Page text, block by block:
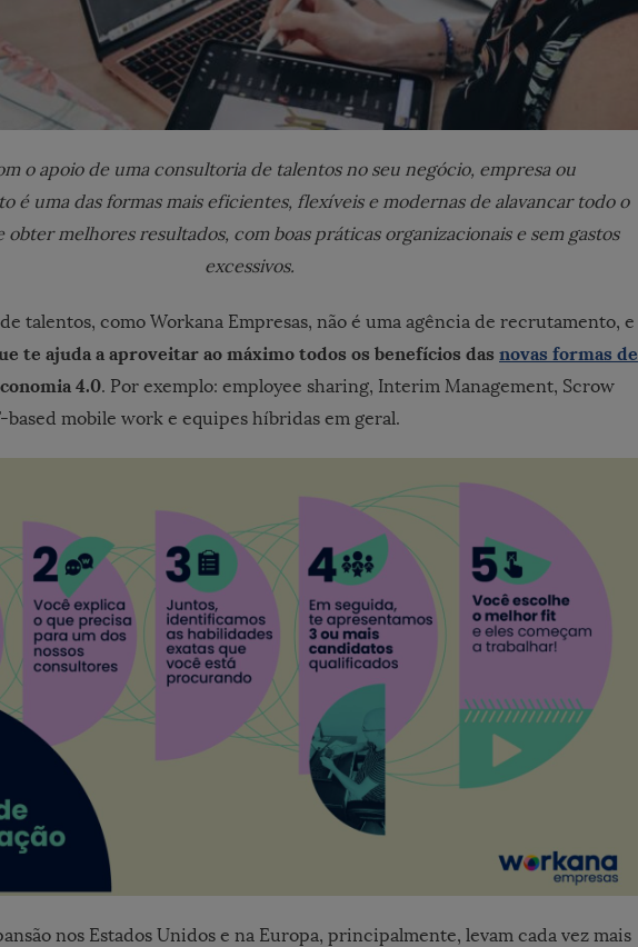
o apoio de uma consultoria de talentos no seu negócio, empresa ou
é uma das formas mais eficientes, flexíveis e modernas de alavancar todo o
obter melhores resultados, com boas práticas organizacionais e sem gastos
excessivos.
talentos, como Workana Empresas, não é uma agência de recrutamento, e
te ajuda a aproveitar ao máximo todos os benefícios das novas formas de
4.0. Por exemplo: employee sharing, Interim Management, Scrow
based mobile work e equipes híbridas em geral.
nos Estados Unidos e na Europa, principalmente, levam cada vez mais